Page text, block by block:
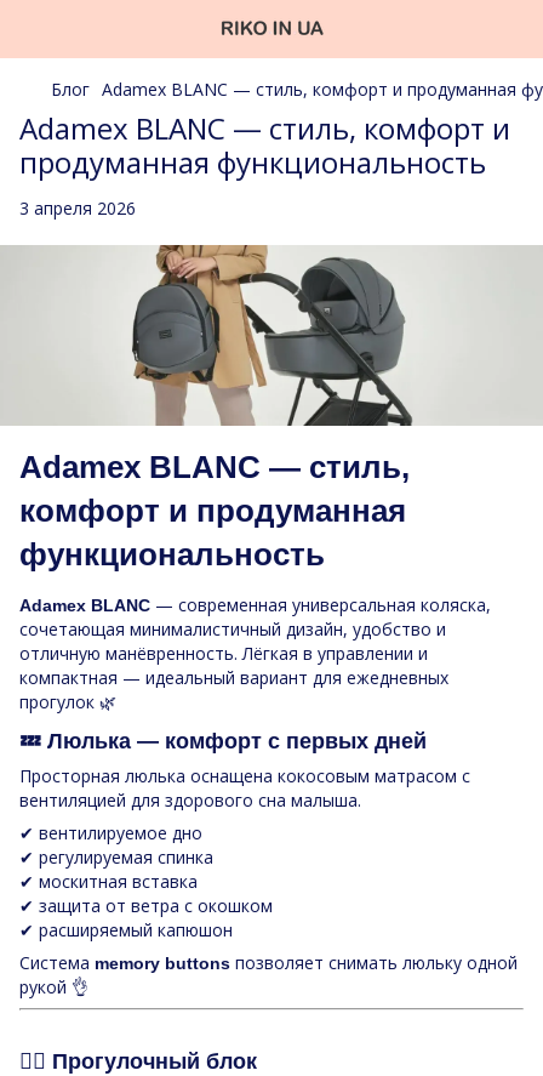
Блог Adamex BLANC — стиль, комфорт и продуманная
Adamex BLANC — стиль, комфорт и
продуманная функциональность
3 апреля 2026
Adamex BLANC — стиль,
комфорт и продуманная
функциональность
Adamex BLANC — современная универсальная коляска,
сочетающая минималистичный дизайн, удобство и
отличную манёвренность. Лёгкая в управлении и
компактная — идеальный вариант для ежедневных
прогулок 🌿
💤 Люлька — комфорт с первых дней
Просторная люлька оснащена кокосовым матрасом с
вентиляцией для здорового сна малыша.
✔ вентилируемое дно
✔ регулируемая спинка
✔ москитная вставка
✔ защита от ветра с окошком
✔ расширяемый капюшон
Система memory buttons позволяет снимать люльку одной
рукой 👌
🚶‍♂️ Прогулочный блок